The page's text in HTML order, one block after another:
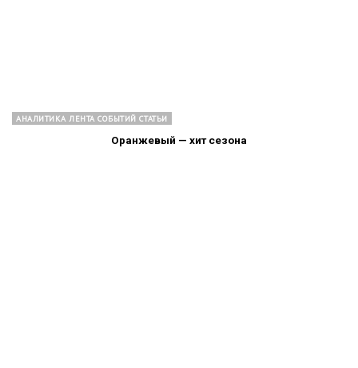
АНАЛИТИКА ЛЕНТА СОБЫТИЙ СТАТЬИ
Оранжевый — хит сезона